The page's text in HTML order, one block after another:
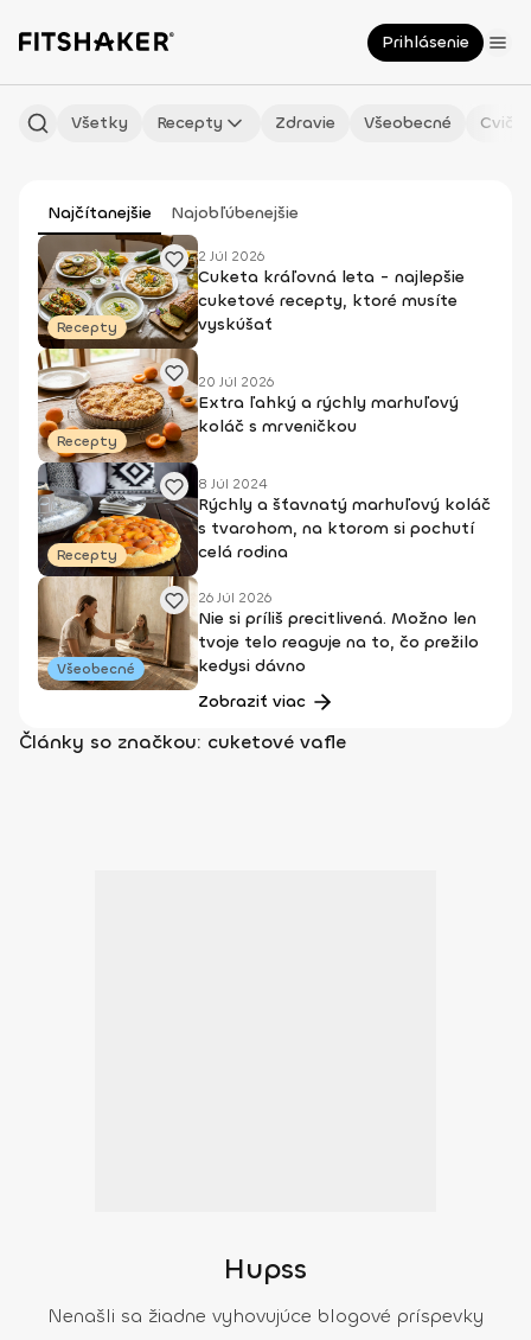
Prihlásenie
Všetky Recepty Zdravie Všeobecné
Najčítanejšie Najobľúbenejšie
Recepty
2 Júl 2026
Cuketa kráľovná leta - najlepšie
cuketové recepty, ktoré musíte
vyskúšať
Recepty
20 Júl 2026
Extra ľahký a rýchly marhuľový
koláč s mrveničkou
Recepty
8 Júl 2024
Rýchly a šťavnatý marhuľový koláč
s tvarohom, na ktorom si pochutí
celá rodina
Všeobecné
26 Júl 2026
Nie si príliš precitlivená. Možno len
tvoje telo reaguje na to, čo prežilo
kedysi dávno
Zobraziť viac
Články so značkou: cuketové vafle
Hupss
Nenašli sa žiadne vyhovujúce blogové príspevky